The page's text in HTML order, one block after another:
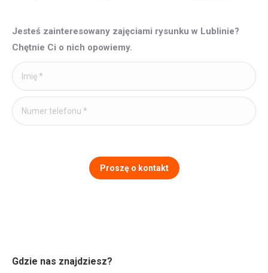
Jesteś zainteresowany zajęciami rysunku w Lublinie?
Chętnie Ci o nich opowiemy.
Gdzie nas znajdziesz?